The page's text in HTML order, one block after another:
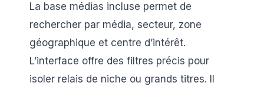
La base médias incluse permet de
rechercher par média, secteur, zone
géographique et centre d’intérêt.
L’interface offre des filtres précis pour
isoler relais de niche ou grands titres. Il